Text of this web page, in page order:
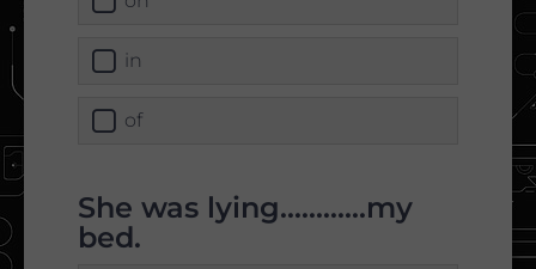
in
of
She was lying............my
bed.